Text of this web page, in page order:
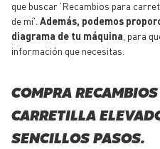
que buscar 'Recambios para
de mí'. Además, podemos
diagrama de tu máquina , para
información que necesitas.
COMPRA
CARRETILLA
SENCILLOS PASOS.